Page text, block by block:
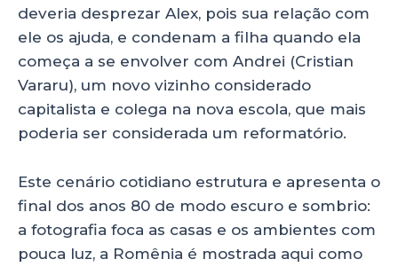
deveria desprezar Alex, pois sua relação com
ele os ajuda, e condenam a filha quando ela
começa a se envolver com Andrei (Cristian
Vararu), um novo vizinho considerado
capitalista e colega na nova escola, que mais
poderia ser considerada um reformatório.
Este cenário cotidiano estrutura e apresenta o
final dos anos 80 de modo escuro e sombrio:
a fotografia foca as casas e os ambientes com
pouca luz, a Romênia é mostrada aqui como